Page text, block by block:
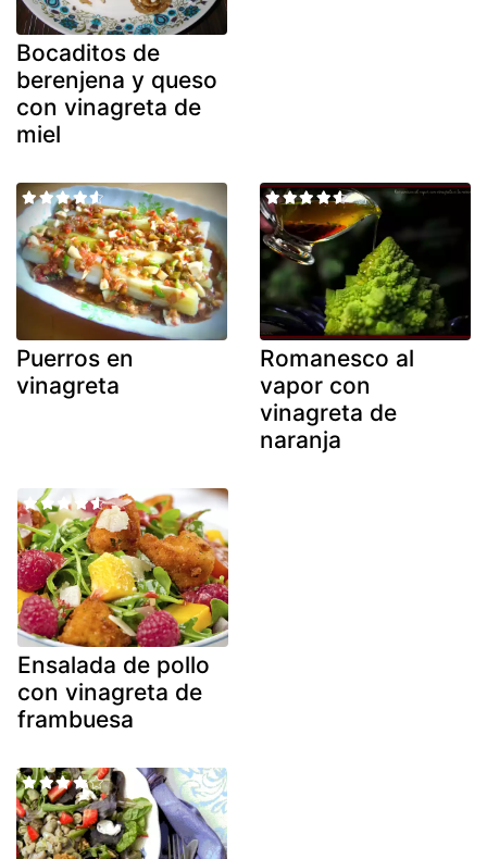
Bocaditos de
berenjena y queso
con vinagreta de
miel
Puerros en
vinagreta
Romanesco al
vapor con
vinagreta de
naranja
Ensalada de pollo
con vinagreta de
frambuesa